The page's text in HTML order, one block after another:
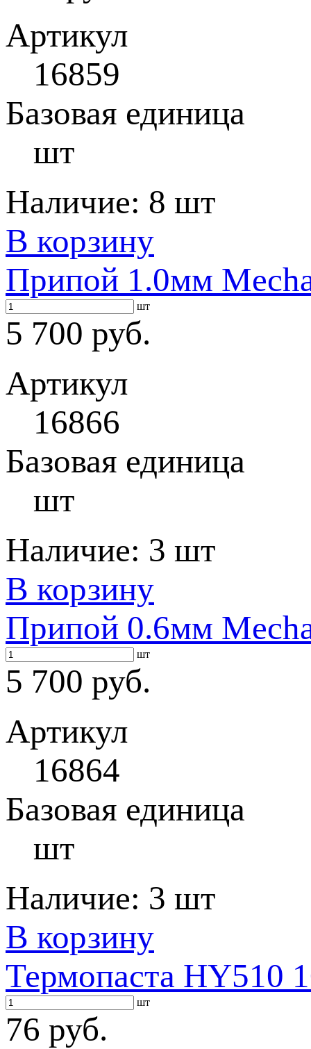
Артикул
16859
Базовая единица
шт
Наличие: 8 шт
В корзину
Припой 1.0мм
шт
5 700 руб.
Артикул
16866
Базовая единица
шт
Наличие: 3 шт
В корзину
Припой 0.6мм
шт
5 700 руб.
Артикул
16864
Базовая единица
шт
Наличие: 3 шт
В корзину
Термопаста HY510
шт
76 руб.